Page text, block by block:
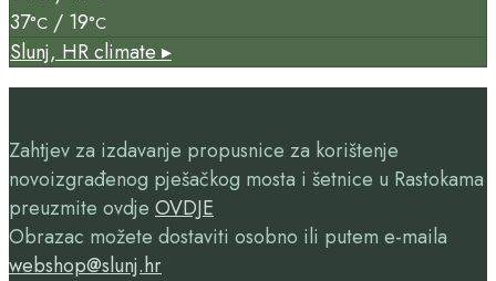
37°C / 19°C
Slunj, HRclimate ▸
Zahtjev za izdavanje propusnice za korištenje
novoizgrađenog pješačkog mosta i šetnice u Rastokama
preuzmite ovdje OVDJE
Obrazac možete dostaviti osobno ili putem e-maila
webshop@slunj.hr